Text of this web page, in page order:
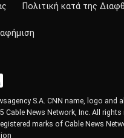
Πολιτική κατά της
S.A. CNN name, logo and
News Network, Inc. All rights
marks of Cable News